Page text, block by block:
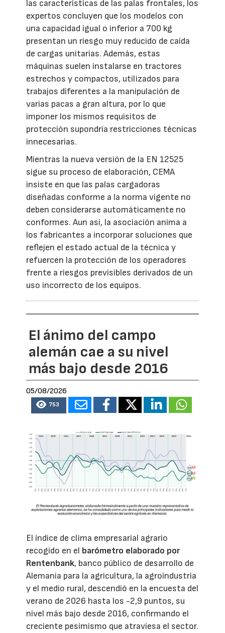
las características de las palas frontales, los
expertos concluyen que los modelos con
una capacidad igual o inferior a 700 kg
presentan un riesgo muy reducido de caída
de cargas unitarias. Además, estas
máquinas suelen instalarse en tractores
estrechos y compactos, utilizados para
trabajos diferentes a la manipulación de
varias pacas a gran altura, por lo que
imponer los mismos requisitos de
protección supondría restricciones técnicas
innecesarias.
Mientras la nueva versión de la EN 12525
sigue su proceso de elaboración, CEMA
insiste en que las palas cargadoras
diseñadas conforme a la norma vigente no
deben considerarse automáticamente no
conformes. Aun así, la asociación anima a
los fabricantes a incorporar soluciones que
reflejen el estado actual de la técnica y
refuercen la protección de los operadores
frente a riesgos previsibles derivados de un
uso incorrecto de los equipos.
El ánimo del campo
alemán cae a su nivel
más bajo desde 2016
05/08/2026
753
El índice de clima empresarial agrario
recogido en el barómetro elaborado por
Rentenbank, banco público de desarrollo de
Alemania para la agricultura, la agroindustria
y el medio rural, descendió en la encuesta del
verano de 2026 hasta los -2,9 puntos, su
nivel más bajo desde 2016, confirmando el
creciente pesimismo que atraviesa el sector.